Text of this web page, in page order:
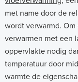
o
m
p
e
n
met name door de
wordt verwarmd.
verwarmen met een
oppervlakte nodig
temperatuur door
warmte de